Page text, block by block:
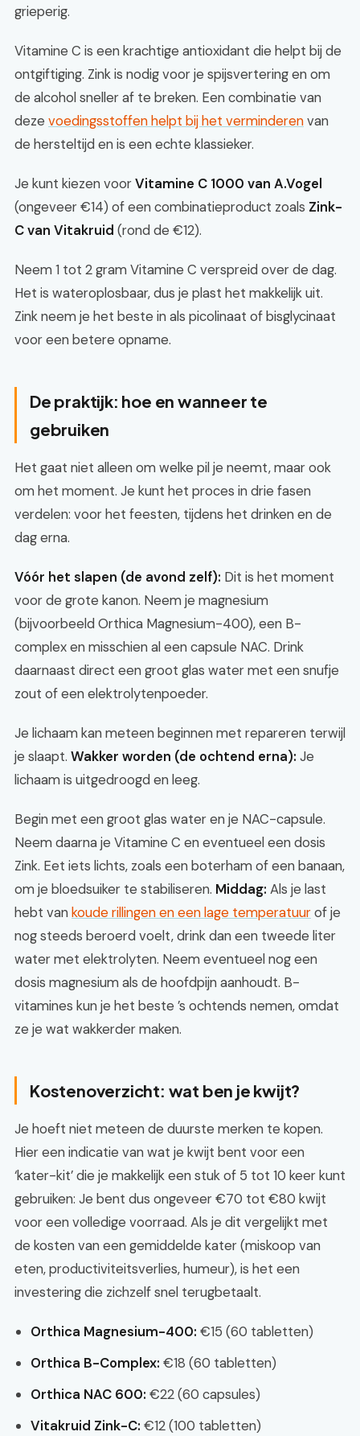
grieperig.
Vitamine C is een krachtige antioxidant die helpt bij de
ontgiftiging. Zink is nodig voor je spijsvertering en om
de alcohol sneller af te breken. Een combinatie van
deze voedingsstoffen helpt bij het verminderenvan
de hersteltijd en is een echte klassieker.
Je kunt kiezen voorVitamine C 1000 van A.Vogel
(ongeveer €14) of een combinatieproduct zoals Zink-
C van Vitakruid (rond de €12).
Neem 1 tot 2 gram Vitamine C verspreid over de dag.
Het is wateroplosbaar, dus je plast het makkelijk uit.
Zink neem je het beste in als picolinaat of bisglycinaat
voor een betere opname.
De praktijk: hoe en wanneer te
gebruiken
Het gaat niet alleen om welke pil je neemt, maar ook
om het moment. Je kunt het proces in drie fasen
verdelen: voor het feesten, tijdens het drinken en de
dag erna.
Vóór het slapen (de avond zelf): Dit is het moment
voor de grote kanon. Neem je magnesium
(bijvoorbeeld Orthica Magnesium-400), een B-
complex en misschien al een capsule NAC. Drink
daarnaast direct een groot glas water met een snufje
zout of een elektrolytenpoeder.
Je lichaam kan meteen beginnen met repareren terwijl
je slaapt. Wakker worden (de ochtend erna): Je
lichaam is uitgedroogd en leeg.
Begin met een groot glas water en je NAC-capsule.
Neem daarna je Vitamine C en eventueel een dosis
Zink. Eet iets lichts, zoals een boterham of een banaan,
om je bloedsuiker te stabiliseren. Middag: Als je last
hebt vankoude rillingen en een lage temperatuurof je
nog steeds beroerd voelt, drink dan een tweede liter
water met elektrolyten. Neem eventueel nog een
dosis magnesium als de hoofdpijn aanhoudt. B-
vitamines kun je het beste ’s ochtends nemen, omdat
ze je wat wakkerder maken.
Kostenoverzicht: wat ben je kwijt?
Je hoeft niet meteen de duurste merken te kopen.
Hier een indicatie van wat je kwijt bent voor een
‘kater-kit’ die je makkelijk een stuk of 5 tot 10 keer kunt
gebruiken: Je bent dus ongeveer €70 tot €80 kwijt
voor een volledige voorraad. Als je dit vergelijkt met
de kosten van een gemiddelde kater (miskoop van
eten, productiviteitsverlies, humeur), is het een
investering die zichzelf snel terugbetaalt.
Orthica Magnesium-400: €15 (60 tabletten)
Orthica B-Complex: €18 (60 tabletten)
Orthica NAC 600: €22 (60 capsules)
Vitakruid Zink-C: €12 (100 tabletten)